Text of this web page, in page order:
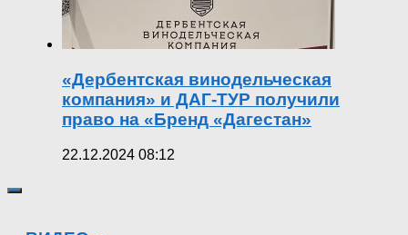
«Дербентская винодельческая
компания» и ДАГ-ТУР получили
право на «Бренд «Дагестан»
22.12.2024 08:12